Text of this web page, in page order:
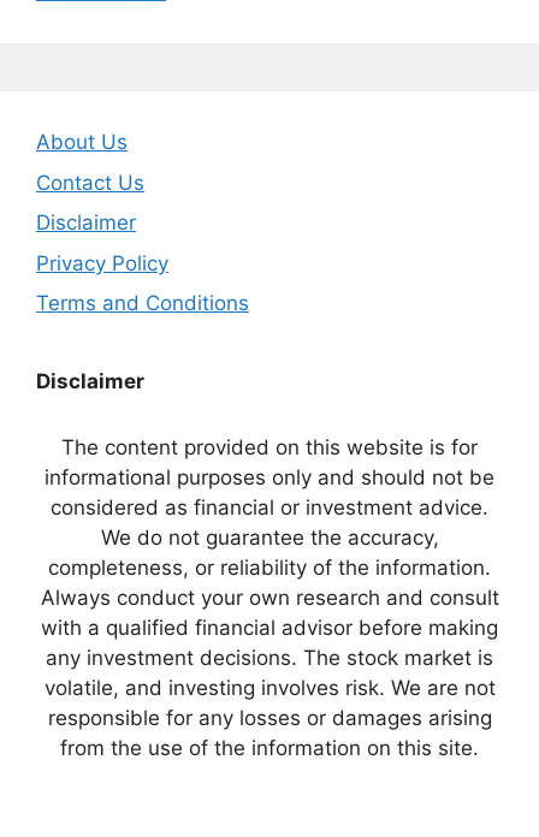
About Us
Contact Us
Disclaimer
Privacy Policy
Terms and Conditions
Disclaimer
The content provided on this website is for
informational purposes only and should not be
considered as financial or investment advice.
We do not guarantee the accuracy,
completeness, or reliability of the information.
Always conduct your own research and consult
with a qualified financial advisor before making
any investment decisions. The stock market is
volatile, and investing involves risk. We are not
responsible for any losses or damages arising
from the use of the information on this site.